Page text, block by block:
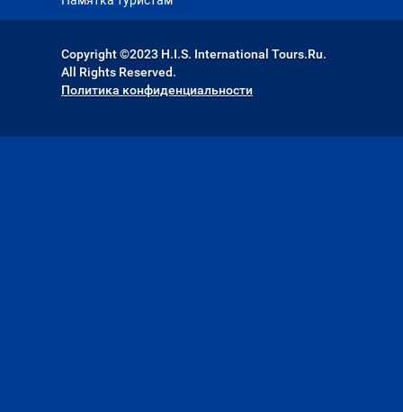
Copyright ©2023 H.I.S. International Tours.Ru.
All Rights Reserved.
Политика конфиденциальности